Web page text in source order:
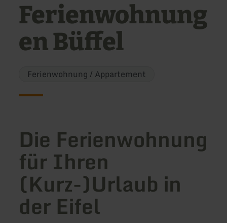
Ferienwohnung
en Büffel
Ferienwohnung / Appartement
Die Ferienwohnung
für Ihren
(Kurz-)Urlaub in
der Eifel